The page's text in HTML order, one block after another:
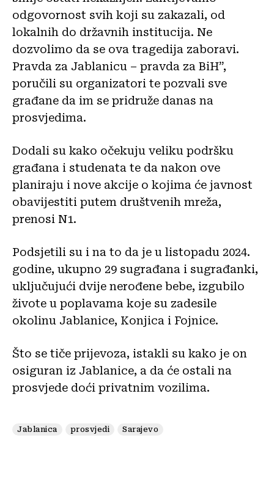
odgovornost svih koji su zakazali, od
lokalnih do državnih institucija. Ne
dozvolimo da se ova tragedija zaboravi.
Pravda za Jablanicu – pravda za BiH”,
poručili su organizatori te pozvali sve
građane da im se pridruže danas na
prosvjedima.
Dodali su kako očekuju veliku podršku
građana i studenata te da nakon ove
planiraju i nove akcije o kojima će javnost
obavijestiti putem društvenih mreža,
prenosi N1.
Podsjetili su i na to da je u listopadu 2024.
godine, ukupno 29 sugrađana i sugrađanki,
uključujući dvije nerođene bebe, izgubilo
živote u poplavama koje su zadesile
okolinu Jablanice, Konjica i Fojnice.
Što se tiče prijevoza, istakli su kako je on
osiguran iz Jablanice, a da će ostali na
prosvjede doći privatnim vozilima.
Jablanica prosvjedi Sarajevo